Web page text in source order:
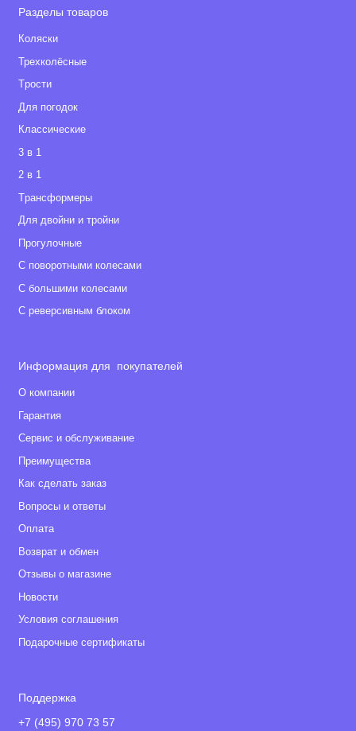
Разделы товаров
Коляски
Трехколёсные
Tрости
Для погодок
Классические
3 в 1
2 в 1
Tрансформеры
Для двойни и тройни
Прогулочные
С поворотными колесами
С большими колесами
С реверсивным блоком
Информация для покупателей
О компании
Гарантия
Сервис и обслуживание
Преимущества
Как сделать заказ
Вопросы и ответы
Оплата
Возврат и обмен
Отзывы о магазине
Новости
Условия соглашения
Подарочные сертификаты
Поддержка
+7 (495) 970 73 57